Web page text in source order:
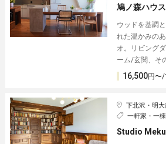
鳩ノ森ハウス
ウッドを基調
れた温かみの
オ。リビング
ーム/玄関、そ
16,500円〜/
下北沢・明
一軒家・一棟
Studio